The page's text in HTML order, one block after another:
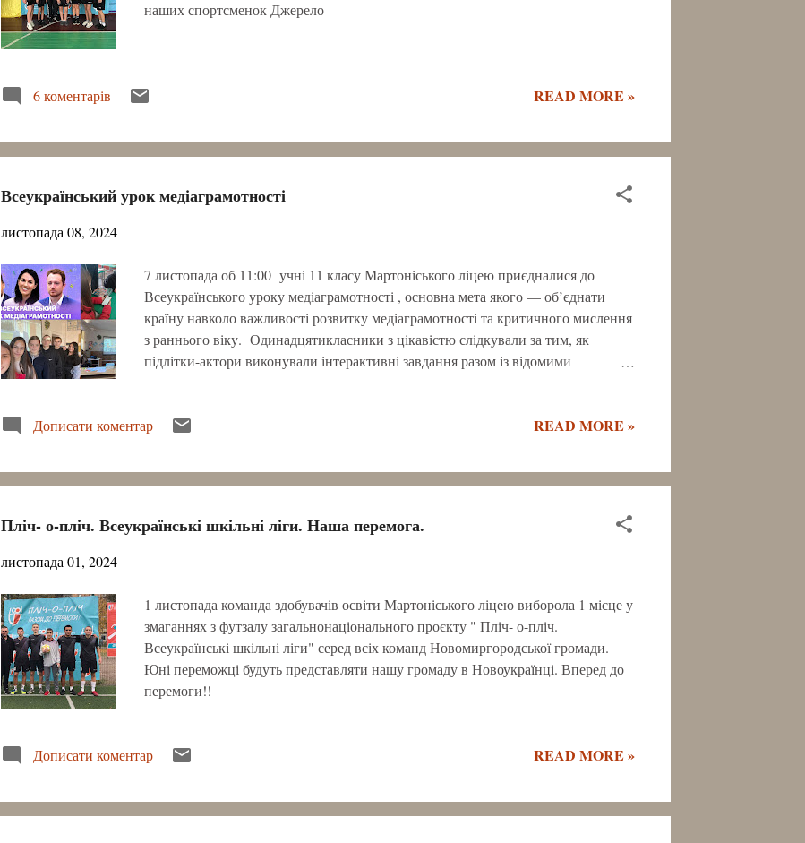
наших спортсменок Джерело
6 коментарів READ MORE »
Всеукраїнський урок медіаграмотності
листопада 08, 2024
7 листопада об 11:00 учні 11 класу Мартоніського ліцею приєдналися до
Всеукраїнського уроку медіаграмотності , основна мета якого — об’єднати
країну навколо важливості розвитку медіаграмотності та критичного мислення
з раннього віку. Одинадцятикласники з цікавістю слідкували за тим, як
підлітки-актори виконували інтерактивні завдання разом із відомими
Краковецьким та фактчекеркою Альоною Романюк. Кожне завдання уроку
якого наші учні ознайомилися з найбільш актуальними питаннями сучасного
інформаційного середовища: як розпізнавати фейки, штучний інтелект і його
закріплення вивченого, одинадцятикласники пройшли тестування,
Дописати коментар READ MORE »
Пліч- о-пліч. Всеукраїнські шкільні ліги. Наша перемога.
листопада 01, 2024
1 листопада команда здобувачів освіти Мартоніського ліцею виборола 1 місце у
змаганнях з футзалу загальнонаціонального проєкту " Пліч- о-пліч.
Всеукраїнські шкільні ліги" серед всіх команд Новомиргородської громади.
Юні переможці будуть представляти нашу громаду в Новоукраїнці. Вперед до
перемоги!!
Дописати коментар READ MORE »